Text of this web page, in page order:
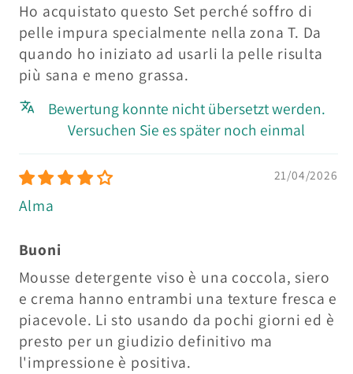
Ho acquistato questo Set perché soffro di
pelle impura specialmente nella zona T. Da
quando ho iniziato ad usarli la pelle risulta
più sana e meno grassa.
Bewertung konnte nicht übersetzt werden.
Versuchen Sie es später noch einmal
21/04/2026
Alma
Buoni
Mousse detergente viso è una coccola, siero
e crema hanno entrambi una texture fresca e
piacevole. Li sto usando da pochi giorni ed è
presto per un giudizio definitivo ma
l'impressione è positiva.